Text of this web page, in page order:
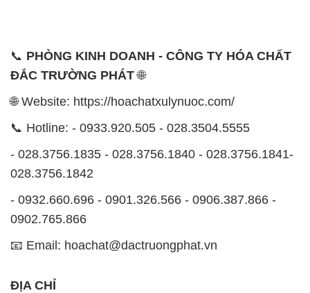
📞 PHÒNG KINH DOANH - CÔNG TY HÓA CHẤT
ĐẮC TRƯỜNG PHÁT🌐
🌐 Website: https://hoachatxulynuoc.com/
📞 Hotline: - 0933.920.505 - 028.3504.5555
- 028.3756.1835 - 028.3756.1840 - 028.3756.1841-
028.3756.1842
- 0932.660.696 - 0901.326.566 - 0906.387.866 -
0902.765.866
📧 Email: hoachat@dactruongphat.vn
ĐỊA CHỈ